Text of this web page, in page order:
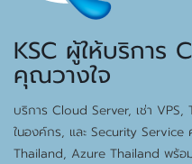
KSC ผู้ให้บริการ
คุณวางใจ
บริการ Cloud Server, เช่า
ในองค์กร, และ Security Service
Thailand, Azure Thailand พร้อ